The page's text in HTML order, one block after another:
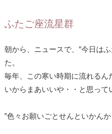
ふたご座流星群
朝から、ニュースで、”今日は
た。
毎年、この寒い時期に流れる
いからまあいいや・・と思って
”色々お願いごとせんといかん